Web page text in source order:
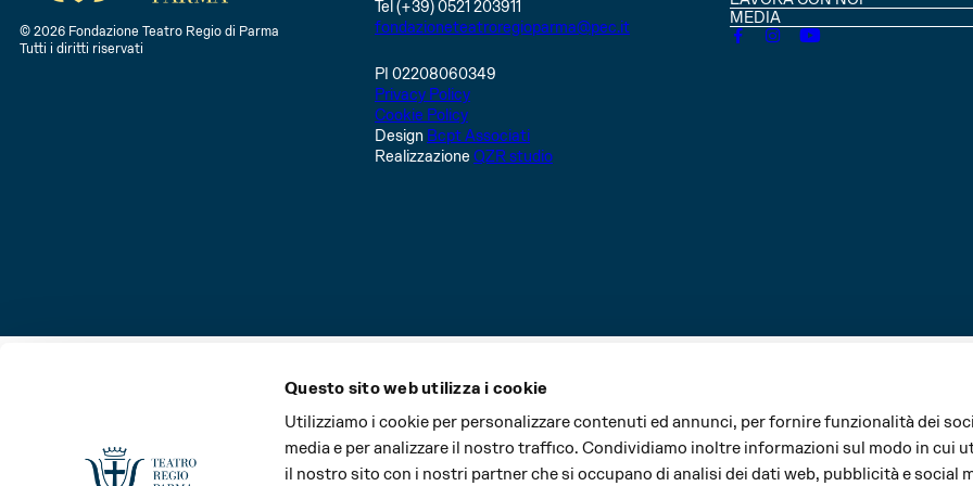
Questo sito web utilizza i cookie
Utilizziamo i cookie per personalizzare contenuti ed annunci, per fornire funzionalità dei
media e per analizzare il nostro traffico. Condividiamo inoltre informazioni sul modo in cui
il nostro sito con i nostri partner che si occupano di analisi dei dati web, pubblicità e social
© 2026 Fondazione Teatro Regio di Parma
Tutti i diritti riservati
Tel (+39) 0521 203911
fondazioneteatroregioparma@pec.it
PI 02208060349
Privacy Policy
Cookie Policy
Design Bcpt Associati
Realizzazione QZR studio
MEDIA
La Stagione del Teatro Regio di Parma e il Festival Verdi sono realizzati grazie al contributo di: